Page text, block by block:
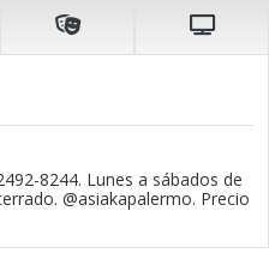
8244. Lunes a sábados de
@asiakapalermo. Precio